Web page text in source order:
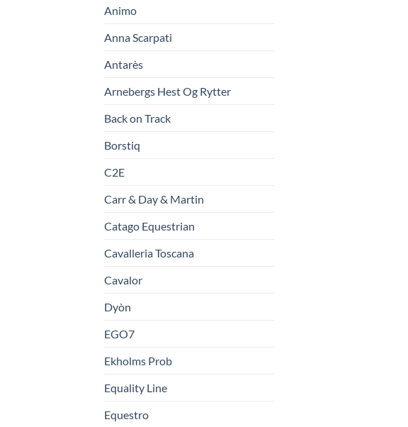
Animo
Anna Scarpati
Antarès
Arnebergs Hest Og Rytter
Back on Track
Borstiq
C2E
Carr & Day & Martin
Catago Equestrian
Cavalleria Toscana
Cavalor
Dyòn
EGO7
Ekholms Prob
Equality Line
Equestro